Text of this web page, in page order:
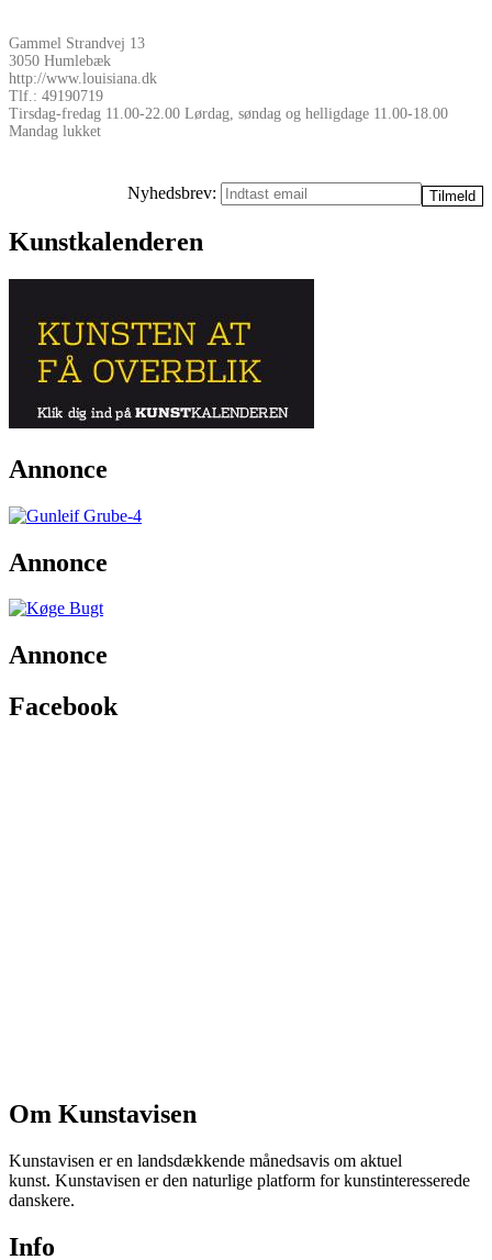
Gammel Strandvej 13
3050 Humlebæk
http://www.louisiana.dk
Tlf.: 49190719
Tirsdag-fredag 11.00-22.00 Lørdag, søndag og helligdage 11.00-18.00
Mandag lukket
Nyhedsbrev:
Kunstkalenderen
Annonce
Annonce
Annonce
Facebook
Om Kunstavisen
Kunstavisen er en landsdækkende månedsavis om aktuel
kunst. Kunstavisen er den naturlige platform for kunstinteresserede
danskere.
Info